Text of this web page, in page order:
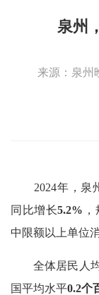
泉州
来源：泉州
2024年，泉州
同比增长5.2%
中限额以上单位
全体居民人均
国平均水平0.2个